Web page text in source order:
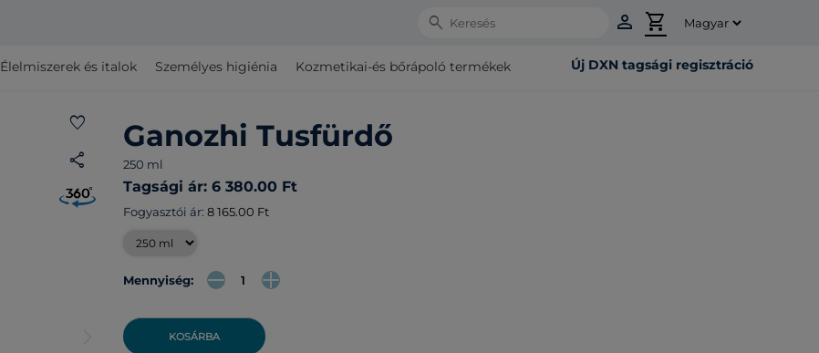
Search person shopping_cart
Élelmiszerek és italok Személyes higiénia Kozmetikai-és bőrápoló termékek Új DXN tagsági regisztráció
favorite
share
Ganozhi Tusfürdő
250 ml
Tagsági ár: 6 380.00 Ft
Fogyasztói ár: 8 165.00 Ft
Mennyiség:
KOSÁRBA